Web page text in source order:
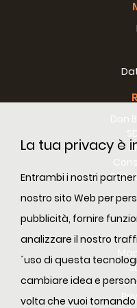
La tua privacy è
Entrambi i nostri
nostro sito Web per
pubblicità, fornire
analizzare il nostro
´uso di questa
cambiare idea e
volta che vuoi
Ispettoria di
come un mezzo
educazione e come
importanti di
della
Come aspetti
con spirito salesiano,
Missioni Salesiane:
Ispettoria, 63
Missioni, vari dei
destinazione, altri
sono 23 quelli che
Terzo Mondo. Il
1981, è stato il più